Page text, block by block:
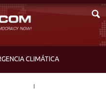
CLIMÁTICA